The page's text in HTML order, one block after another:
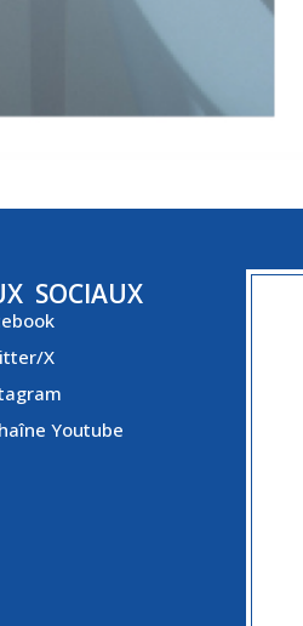
SOCIAUX
X
Youtube